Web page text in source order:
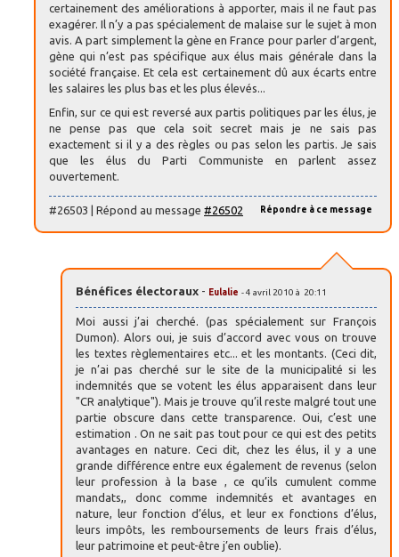
certainement des améliorations à apporter, mais il ne faut pas
exagérer. Il n’y a pas spécialement de malaise sur le sujet à mon
avis. A part simplement la gène en France pour parler d’argent,
gène qui n’est pas spécifique aux élus mais générale dans la
société française. Et cela est certainement dû aux écarts entre
les salaires les plus bas et les plus élevés...
Enfin, sur ce qui est reversé aux partis politiques par les élus, je
ne pense pas que cela soit secret mais je ne sais pas
exactement si il y a des règles ou pas selon les partis. Je sais
que les élus du Parti Communiste en parlent assez
ouvertement.
Répondre à ce message
#26503 | Répond au message #26502
Bénéfices électoraux - Eulalie - 4 avril 2010 à 20:11
Moi aussi j’ai cherché. (pas spécialement sur François
Dumon). Alors oui, je suis d’accord avec vous on trouve
les textes règlementaires etc... et les montants. (Ceci dit,
je n’ai pas cherché sur le site de la municipalité si les
indemnités que se votent les élus apparaisent dans leur
"CR analytique"). Mais je trouve qu’il reste malgré tout une
partie obscure dans cette transparence. Oui, c’est une
estimation . On ne sait pas tout pour ce qui est des petits
avantages en nature. Ceci dit, chez les élus, il y a une
grande différence entre eux également de revenus (selon
leur profession à la base , ce qu’ils cumulent comme
mandats,, donc comme indemnités et avantages en
nature, leur fonction d’élus, et leur ex fonctions d’élus,
leurs impôts, les remboursements de leurs frais d’élus,
leur patrimoine et peut-être j’en oublie).